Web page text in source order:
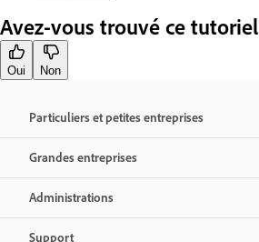
Avez-vous trouvé ce
Oui Non
Particuliers et petites entreprises
Grandes entreprises
Administrations
Support